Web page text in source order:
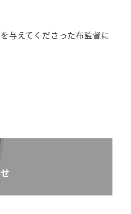
与えてくださった布監督に